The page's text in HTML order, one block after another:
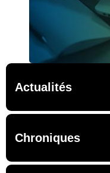
Actualités
Chroniques